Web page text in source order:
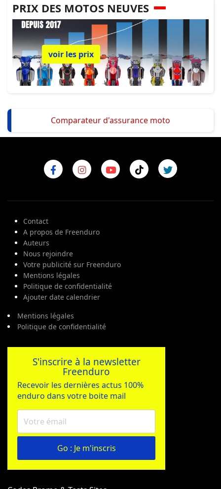
PRIX DES MOTOS NEUVES
voir les prix
Comparateur d'assurance moto
Contact
A propos de Freenduro
Auteurs
Nous rejoindre
Votre publicité sur Freenduro
Mentions légales
Politique de confidentialité
Ajouter date calendrier
Mentions légales
Politique de confidentialité
S'inscrire à la newsletter
Freenduro
Recevoir les dernières actus 100%
enduro dans votre boite mail
Go : Je m'inscris